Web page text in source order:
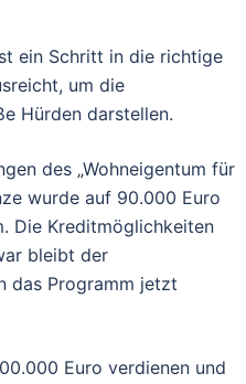
ein Schritt in die richtige
um die
Hürden darstellen.
des „Wohneigentum für
wurde auf 90.000 Euro
Die Kreditmöglichkeiten
bleibt der
das Programm jetzt
Euro verdienen und